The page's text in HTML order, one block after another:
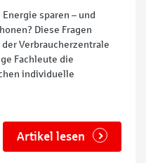
sparen – und
Diese Fragen
Verbraucherzentrale
Fachleute die
individuelle
Artikel lesen